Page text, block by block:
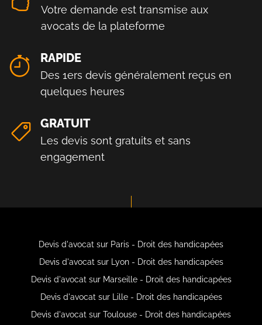
Votre demande est transmise aux
avocats de la plateforme
RAPIDE
Des 1ers devis généralement reçus en
quelques heures
GRATUIT
Les devis sont gratuits et sans
engagement
Devis d'avocat sur Paris - Droit des handicapées
Devis d'avocat sur Lyon - Droit des handicapées
Devis d'avocat sur Marseille - Droit des handicapées
Devis d'avocat sur Lille - Droit des handicapées
Devis d'avocat sur Toulouse - Droit des handicapées